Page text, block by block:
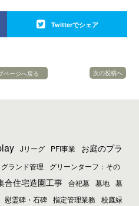
Twitterでシェア
ページへ戻る 次の投稿へ
Jリーグ PFI事業
お庭のプラ
グランド管理
グリーンターフ：その
合住宅造園工事 合祀墓 墓地 墓
慰霊碑・石碑 指定管理業務
校庭緑